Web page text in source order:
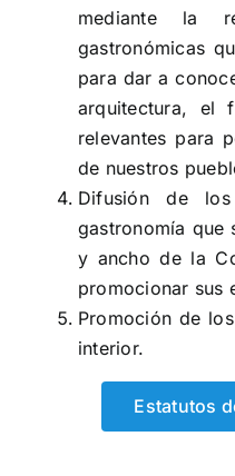
mediante la
gastronómicas
para dar a
arquitectura, el
relevantes para
de nuestros
Difusión de
gastronomía que
y ancho de la
promocionar sus
Promoción de
interior.
Estatutos